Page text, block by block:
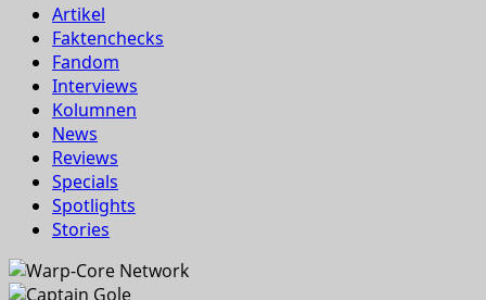
Artikel
Faktenchecks
Fandom
Interviews
Kolumnen
News
Reviews
Specials
Spotlights
Stories